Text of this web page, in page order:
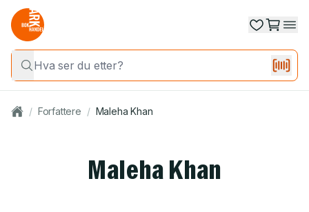
/ Forfattere / Maleha Khan
Maleha Khan